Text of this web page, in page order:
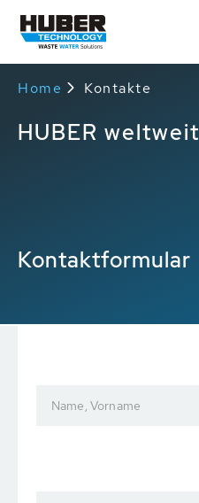
Home Kontakte
HUBER weltweit
Kontaktformular
Name, Vorname